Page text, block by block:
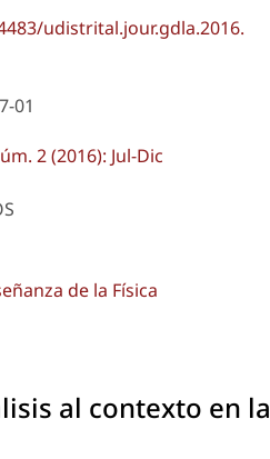
udistrital.jour.gdla.2016.
01
2 (2016): Jul-Dic
de la Física
al contexto en la